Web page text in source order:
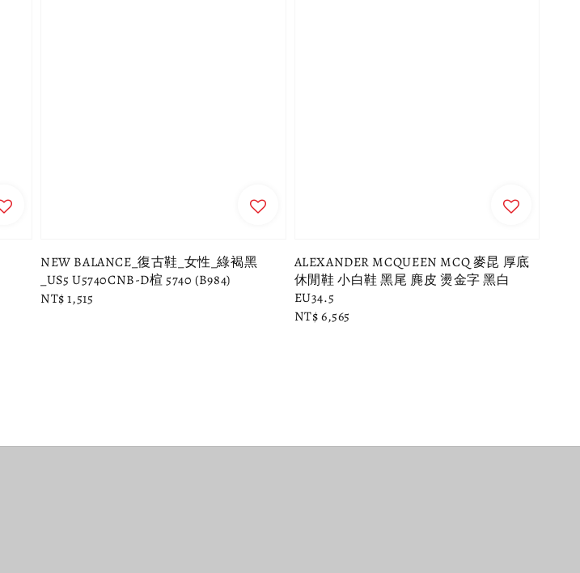
NEW BALANCE_復古鞋_女性_綠褐黑
_US5 U5740CNB-D楦 5740 (B984)
Regular
NT$ 1,515
ALEXANDER MCQUEEN MCQ 麥昆 厚底
休閒鞋 小白鞋 黑尾 麂皮 燙金字 黑白
EU34.5
Regular
NT$ 6,565